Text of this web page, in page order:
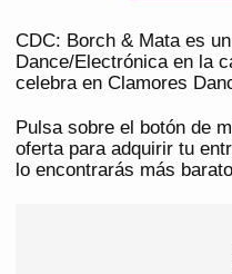
CDC: Borch & Mata es
Dance/Electrónica en la
celebra en Clamores
Pulsa sobre el botón de
oferta para adquirir tu
lo encontrarás más